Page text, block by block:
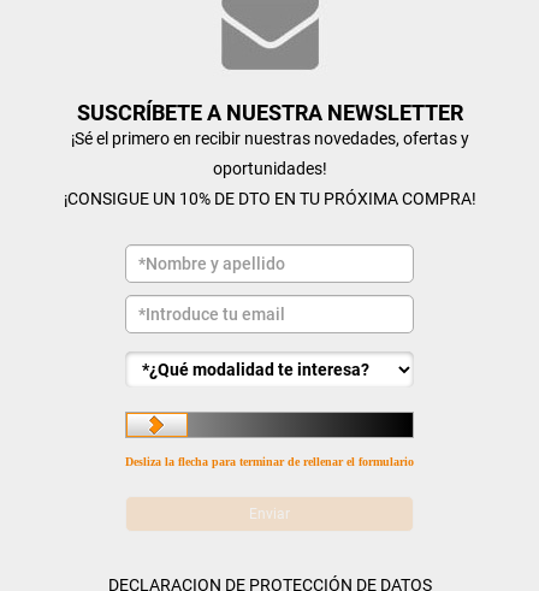
SUSCRÍBETE A NUESTRA NEWSLETTER
¡Sé el primero en recibir nuestras novedades, ofertas y
oportunidades!
¡CONSIGUE UN 10% DE DTO EN TU PRÓXIMA COMPRA!
Desliza la flecha para terminar de rellenar el formulario
DECLARACION DE PROTECCIÓN DE DATOS